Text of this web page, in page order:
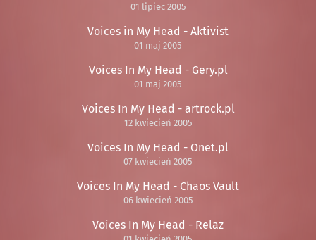
01 lipiec 2005
Voices in My Head - Aktivist
01 maj 2005
Voices In My Head - Gery.pl
01 maj 2005
Voices In My Head - artrock.pl
12 kwiecień 2005
Voices In My Head - Onet.pl
07 kwiecień 2005
Voices In My Head - Chaos Vault
06 kwiecień 2005
Voices In My Head - Relaz